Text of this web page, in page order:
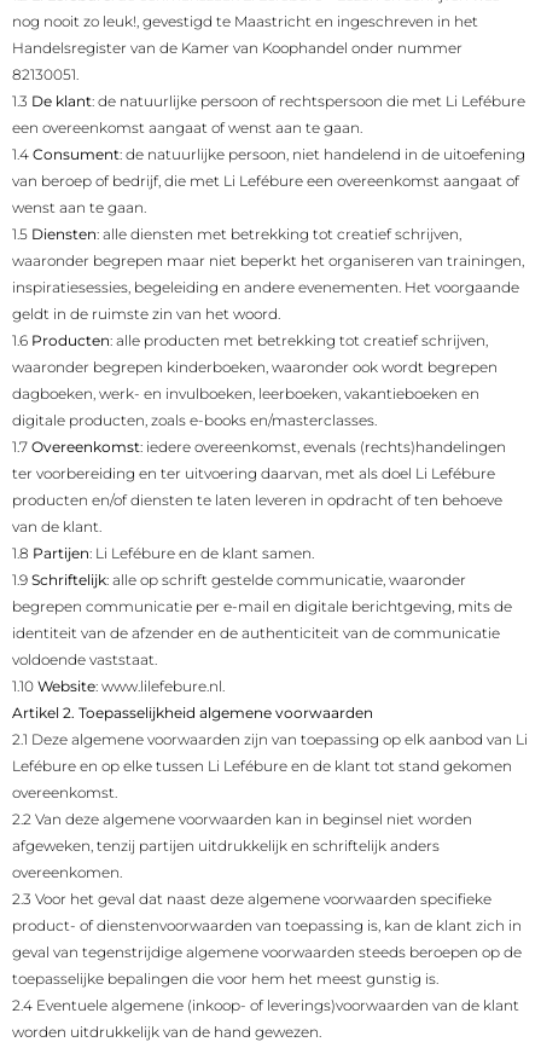
nog nooit zo leuk!, gevestigd te Maastricht en ingeschreven in het
Handelsregister van de Kamer van Koophandel onder nummer
82130051.
1.3 De klant: de natuurlijke persoon of rechtspersoon die met Li Lefébure
een overeenkomst aangaat of wenst aan te gaan.
1.4 Consument: de natuurlijke persoon, niet handelend in de uitoefening
van beroep of bedrijf, die met Li Lefébure een overeenkomst aangaat of
wenst aan te gaan.
1.5 Diensten: alle diensten met betrekking tot creatief schrijven,
waaronder begrepen maar niet beperkt het organiseren van trainingen,
inspiratiesessies, begeleiding en andere evenementen. Het voorgaande
geldt in de ruimste zin van het woord.
1.6 Producten: alle producten met betrekking tot creatief schrijven,
waaronder begrepen kinderboeken, waaronder ook wordt begrepen
dagboeken, werk- en invulboeken, leerboeken, vakantieboeken en
digitale producten, zoals e-books en/masterclasses.
1.7 Overeenkomst: iedere overeenkomst, evenals (rechts)handelingen
ter voorbereiding en ter uitvoering daarvan, met als doel Li Lefébure
producten en/of diensten te laten leveren in opdracht of ten behoeve
van de klant.
1.8 Partijen: Li Lefébure en de klant samen.
1.9 Schriftelijk: alle op schrift gestelde communicatie, waaronder
begrepen communicatie per e-mail en digitale berichtgeving, mits de
identiteit van de afzender en de authenticiteit van de communicatie
voldoende vaststaat.
1.10 Website: www.lilefebure.nl.
Artikel 2. Toepasselijkheid algemene voorwaarden
2.1 Deze algemene voorwaarden zijn van toepassing op elk aanbod van Li
Lefébure en op elke tussen Li Lefébure en de klant tot stand gekomen
overeenkomst.
2.2 Van deze algemene voorwaarden kan in beginsel niet worden
afgeweken, tenzij partijen uitdrukkelijk en schriftelijk anders
overeenkomen.
2.3 Voor het geval dat naast deze algemene voorwaarden specifieke
product- of dienstenvoorwaarden van toepassing is, kan de klant zich in
geval van tegenstrijdige algemene voorwaarden steeds beroepen op de
toepasselijke bepalingen die voor hem het meest gunstig is.
2.4 Eventuele algemene (inkoop- of leverings)voorwaarden van de klant
worden uitdrukkelijk van de hand gewezen.